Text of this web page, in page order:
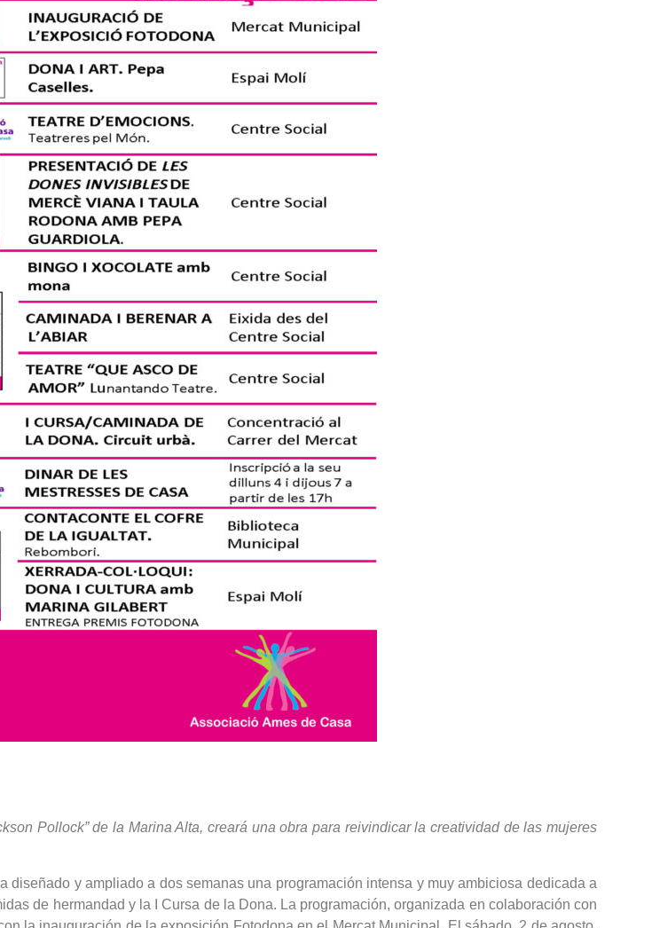
Pollock” de la Marina Alta, creará una obra para reivindicar la creatividad de las mujeres
y ampliado a dos semanas una programación intensa y muy ambiciosa dedicada a
de hermandad y la I Cursa de la Dona. La programación, organizada en colaboración con